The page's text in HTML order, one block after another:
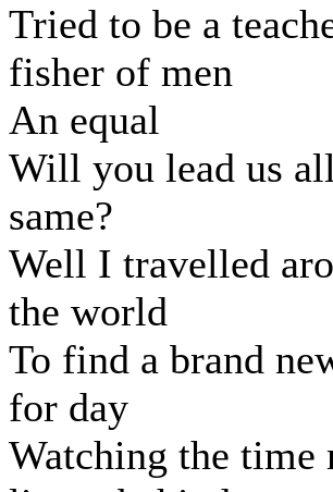
Tried to be a
fisher of men
An equal
Will you lead us
same?
Well I travelled
the world
To find a brand
for day
Watching the time